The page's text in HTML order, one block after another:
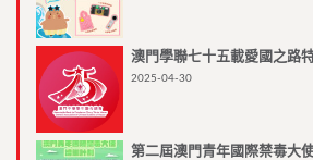
澳門學聯七十五載愛國之路
2025-04-30
第二屆澳門青年國際禁毒大